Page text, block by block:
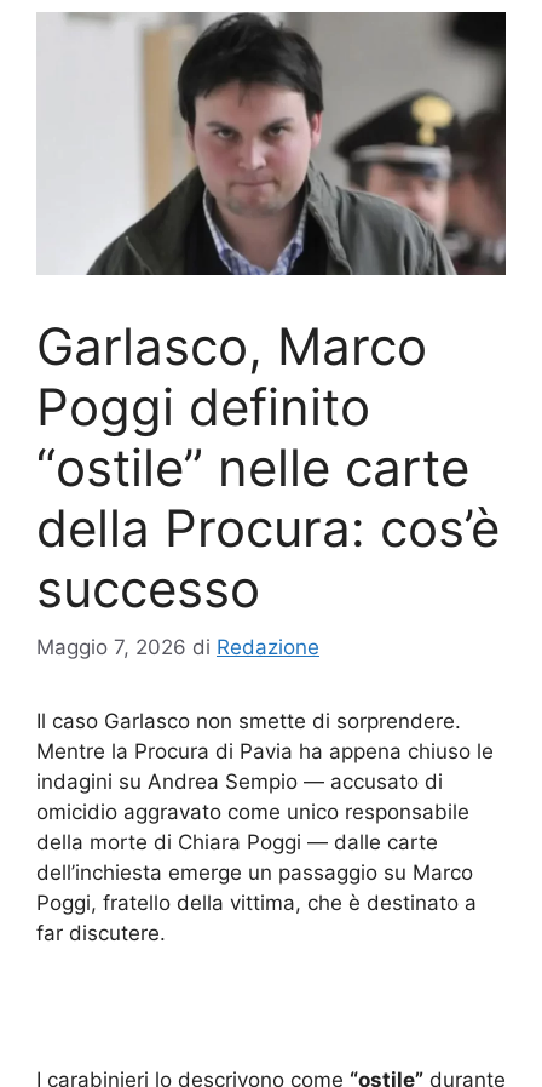
Garlasco, Marco
Poggi definito
“ostile” nelle carte
della Procura: cos’è
successo
Maggio 7, 2026 di Redazione
Il caso Garlasco non smette di sorprendere.
Mentre la Procura di Pavia ha appena chiuso le
indagini su Andrea Sempio — accusato di
omicidio aggravato come unico responsabile
della morte di Chiara Poggi — dalle carte
dell’inchiesta emerge un passaggio su Marco
Poggi, fratello della vittima, che è destinato a
far discutere.
I carabinieri lo descrivono come “ostile” durante